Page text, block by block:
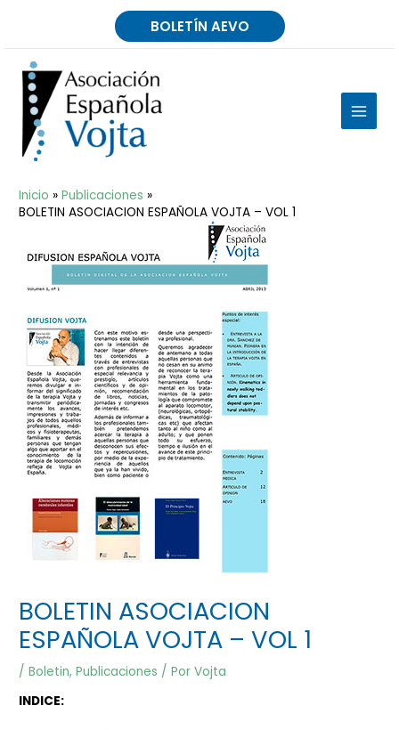
BOLETÍN AEVO
MAIN
Inicio
Publicaciones
BOLETIN ASOCIACION ESPAÑOLA VOJTA – VOL 1
BOLETIN ASOCIACION
ESPAÑOLA VOJTA – VOL 1
/Boletin,Publicaciones / PorVojta
INDICE: